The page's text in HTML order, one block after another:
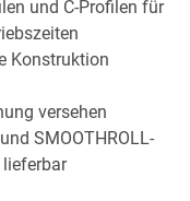
und C-Profilen für
Konstruktion
versehen
SMOOTHROLL-